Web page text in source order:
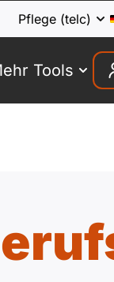
Pflege (telc)
Tools